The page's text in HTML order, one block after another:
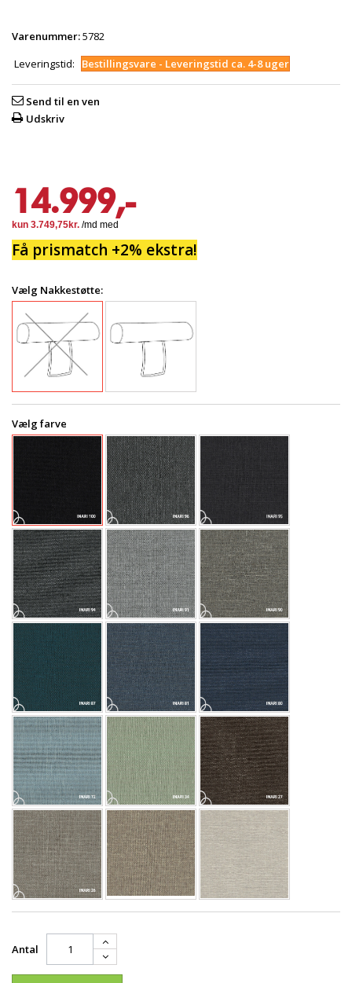
Varenummer:5782
Leveringstid:
Bestillingsvare - Leveringstid ca. 4-8 uger
Send til en ven
Udskriv
14.999,-
Få prismatch +2% ekstra!
Vælg Nakkestøtte:
Vælg farve
Antal